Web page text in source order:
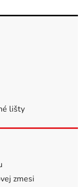
lišty
zmesi